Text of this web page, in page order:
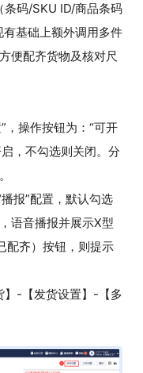
码/SKU ID/商品条码
基础上额外调用多件
便配齐货物及核对尺
，操作按钮为：“可开
，不勾选则关闭。分
报”配置，默认勾选
语音播报并展示X型
配齐）按钮，则提示
】-【发货设置】-【多